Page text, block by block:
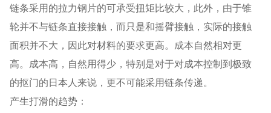
链条采用的拉力钢片的可承受扭矩比较大，此外，由于锥
轮并不与链条直接接触，而只是和摇臂接触，实际的接触
面积并不大，因此对材料的要求更高。成本自然相对更
高。成本高，自然用得少，特别是对于对成本控制到极致
的抠门的日本人来说，更不可能采用链条传递。
产生打滑的趋势：